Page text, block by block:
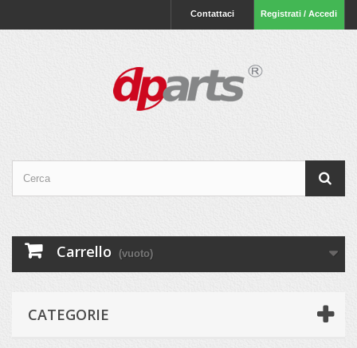
Registrati / Accedi
Contattaci
Carrello (vuoto)
CATEGORIE